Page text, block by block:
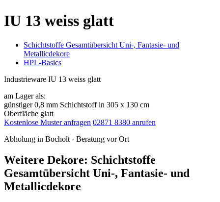
IU 13 weiss glatt
Schichtstoffe Gesamtübersicht Uni-, Fantasie- und
Metallicdekore
HPL-Basics
Industrieware IU 13 weiss glatt
am Lager als:
günstiger 0,8 mm Schichtstoff in 305 x 130 cm
Oberfläche glatt
Kostenlose Muster anfragen 02871 8380 anrufen
Abholung in Bocholt · Beratung vor Ort
Weitere Dekore: Schichtstoffe
Gesamtübersicht Uni-, Fantasie- und
Metallicdekore